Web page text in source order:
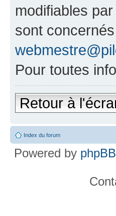
modifiables
sont
Pour toutes
Retour à
Index du forum
Powered by phpBB